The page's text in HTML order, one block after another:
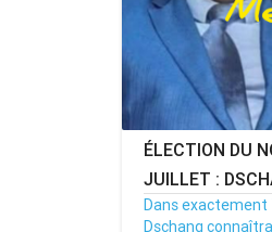
ÉLECTION DU
JUILLET :
Dans exactement
Dschang